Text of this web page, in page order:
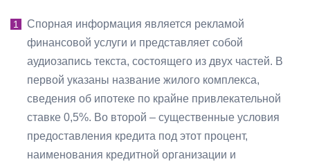
Спорная информация является рекламой
финансовой услуги и представляет собой
аудиозапись текста, состоящего из двух частей. В
первой указаны название жилого комплекса,
сведения об ипотеке по крайне привлекательной
ставке 0,5%. Во второй – существенные условия
предоставления кредита под этот процент,
наименования кредитной организации и